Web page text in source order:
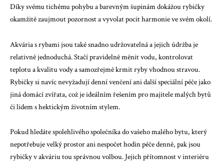
Díky svému tichému pohybu a barevným šupinám dokážou rybičky
okamžitě zaujmout pozornost a vyvolat pocit harmonie ve svém okolí.
Akvária s rybami jsou také snadno udržovatelná a jejich údržba je
relativně jednoduchá. Stačí pravidelně měnit vodu, kontrolovat
teplotu a kvalitu vody a samozřejmě krmit ryby vhodnou stravou.
Rybičky si navíc nevyžadují denní venčení ani další speciální péče jako
jiná domácí zvířata, což je ideálním řešením pro majitele malých bytů
či lidem s hektickým životním stylem.
Pokud hledáte spolehlivého společníka do vašeho malého bytu, který
nepotřebuje velký prostor ani nespočet hodin péče denně, pak jsou
rybičky v akváriu tou správnou volbou. Jejich přítomnost v interiéru